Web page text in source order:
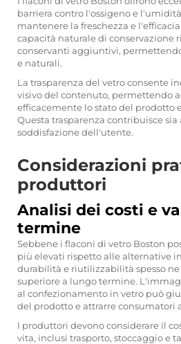
barriera contro l'ossigeno e
mantenere la freschezza e
capacità naturale di conservazione
conservanti aggiuntivi,
e naturali.
La trasparenza del vetro consente
visivo del contenuto, permettendo
efficacemente lo stato del prodotto
Questa trasparenza contribuisce sia
soddisfazione dell'utente.
Considerazioni
produttori
Analisi dei costi e
termine
Sebbene i flaconi di vetro Boston
più elevati rispetto alle alternative
durabilità e riutilizzabilità spesso
superiore a lungo termine.
al confezionamento in vetro può
del prodotto e attrarre consumatori
I produttori devono considerare il
vita, inclusi trasporto, stoccaggio e